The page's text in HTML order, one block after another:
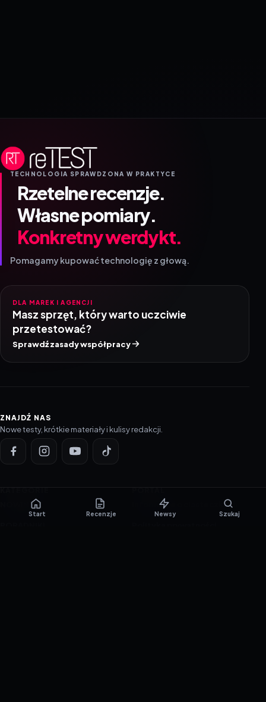
TECHNOLOGIA SPRAWDZONA W PRAKTYCE
Rzetelne recenzje.
Własne pomiary.
Konkretny werdykt.
Pomagamy kupować technologię z głową.
DLA MAREK I AGENCJI
Masz sprzęt, który warto uczciwie
przetestować?
Sprawdź zasady współpracy
ZNAJDŹ NAS
Nowe testy, krótkie materiały i kulisy redakcji.
NOWINKI Informacje o ciasteczkach
Start Recenzje Newsy Szukaj